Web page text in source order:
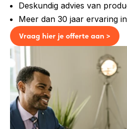
Deskundig advies van
Meer dan 30 jaar ervaring
Vraag hier je offerte aan >